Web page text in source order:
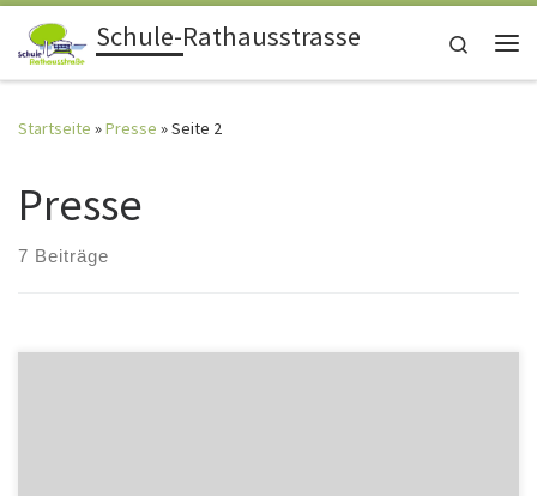
Zum Inhalt springen
Schule-Rathausstrasse
Search
Startseite »Presse »Seite 2
Presse
7 Beiträge